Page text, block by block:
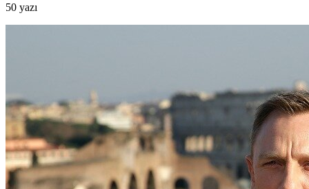
50 yazı